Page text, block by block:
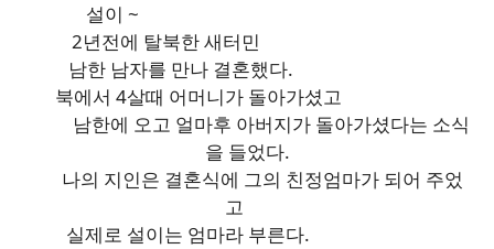
설이 ~
2년전에 탈북한 새터민
남한 남자를 만나 결혼했다.
북에서 4살때 어머니가 돌아가셨고
남한에 오고 얼마후 아버지가 돌아가셨다는 소식
을 들었다.
나의 지인은 결혼식에 그의 친정엄마가 되어 주었
고
실제로 설이는 엄마라 부른다.